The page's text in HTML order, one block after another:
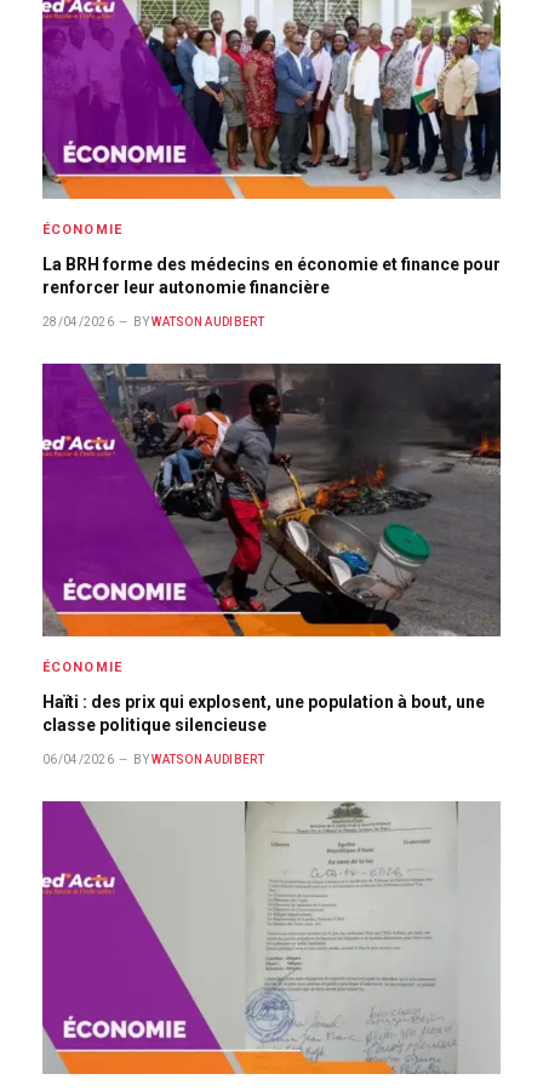
ÉCONOMIE
La BRH forme des médecins en économie et finance pour
renforcer leur autonomie financière
28/04/2026 BY WATSON AUDIBERT
ÉCONOMIE
Haïti : des prix qui explosent, une population à bout, une
classe politique silencieuse
06/04/2026 BY WATSON AUDIBERT